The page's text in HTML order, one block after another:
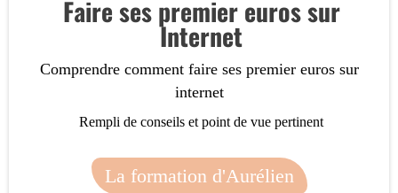
Faire ses premier euros sur
Internet
Comprendre comment faire ses premier euros sur
internet
Rempli de conseils et point de vue pertinent
La formation d'Aurélien